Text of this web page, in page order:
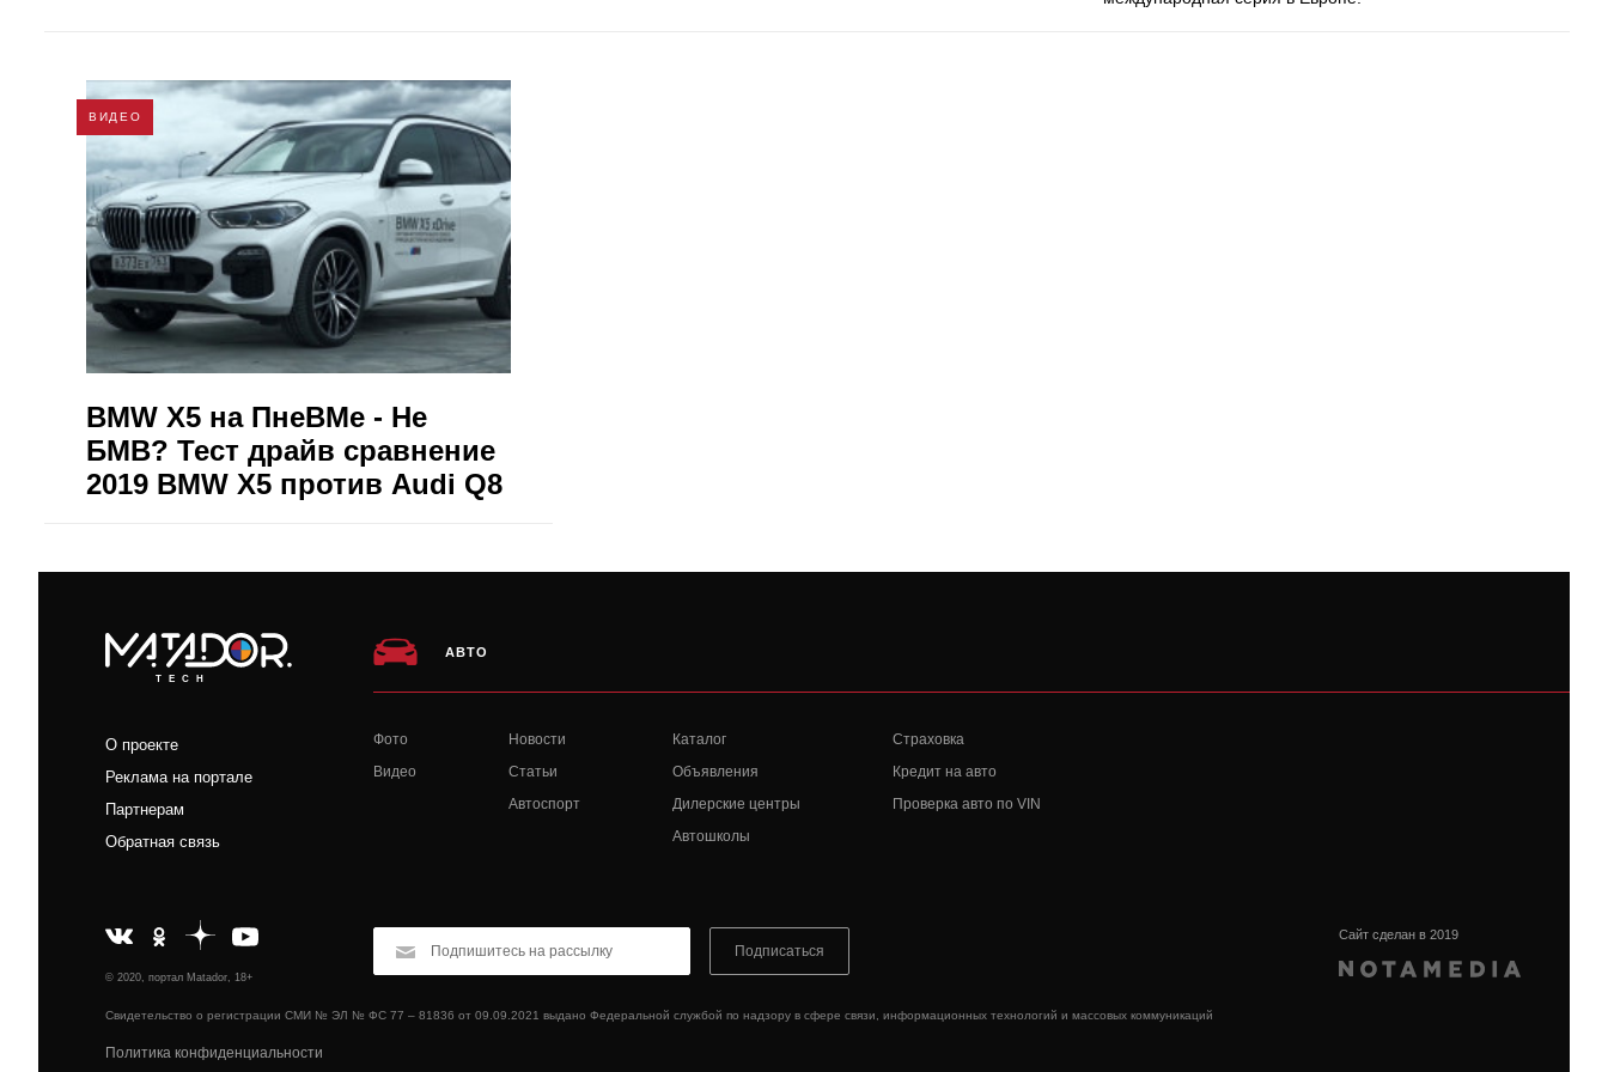
ВИДЕО
BMW X5 на ПнеВМе - Не
БМВ? Тест драйв сравнение
2019 BMW X5 против Audi Q8
TECH
О проекте
Реклама на портале
Партнерам
Обратная связь
АВТО
Фото
Видео
Новости
Статьи
Автоспорт
Каталог
Объявления
Дилерские центры
Автошколы
Страховка
Кредит на авто
Проверка авто по VIN
© 2020, портал Matador, 18+
Свидетельство о регистрации СМИ № ЭЛ № ФС 77 – 81836 от 09.09.2021 выдано Федеральной службой по надзору в сфере связи, информационных технологий и массовых коммуникаций
Политика конфиденциальности
Подписаться
Сайт сделан в 2019